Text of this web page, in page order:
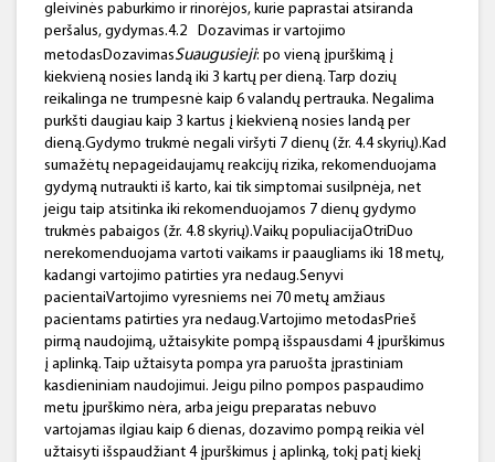
gleivinės paburkimo ir rinorėjos, kurie paprastai atsiranda
peršalus, gydymas.4.2
Dozavimas ir vartojimo
metodasDozavimasSuaugusieji: po vieną įpurškimą į
kiekvieną nosies landą iki 3 kartų per dieną. Tarp dozių
reikalinga ne trumpesnė kaip 6 valandų pertrauka. Negalima
purkšti daugiau kaip 3 kartus į kiekvieną nosies landą per
dieną.Gydymo trukmė negali viršyti 7 dienų (žr. 4.4 skyrių).Kad
sumažėtų nepageidaujamų reakcijų rizika, rekomenduojama
gydymą nutraukti iš karto, kai tik simptomai susilpnėja, net
jeigu taip atsitinka iki rekomenduojamos 7 dienų gydymo
trukmės pabaigos (žr. 4.8 skyrių).Vaikų populiacijaOtriDuo
nerekomenduojama vartoti vaikams ir paaugliams iki 18 metų,
kadangi vartojimo patirties yra nedaug.Senyvi
pacientaiVartojimo vyresniems nei 70 metų amžiaus
pacientams patirties yra nedaug.Vartojimo metodasPrieš
pirmą naudojimą, užtaisykite pompą išspausdami 4 įpurškimus
į aplinką. Taip užtaisyta pompa yra paruošta įprastiniam
kasdieniniam naudojimui. Jeigu pilno pompos paspaudimo
metu įpurškimo nėra, arba jeigu preparatas nebuvo
vartojamas ilgiau kaip 6 dienas, dozavimo pompą reikia vėl
užtaisyti išspaudžiant 4 įpurškimus į aplinką, tokį patį kiekį